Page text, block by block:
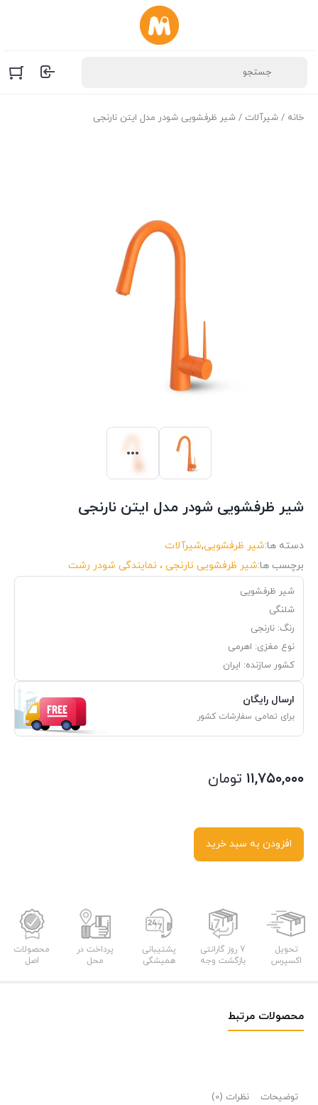
خانه / شیرآلات / شیر ظرفشویی شودر مدل ایتن نارنجی
شیر ظرفشویی شودر مدل ایتن نارنجی
دسته ها:شیر ظرفشویی,شیرآلات
برچسب ها:شیر ظرفشویی نارنجی ، نمایندگی شودر رشت
شیر ظرفشویی
شلنگی
رنگ: نارنجی
نوع مغزی: اهرمی
کشور سازنده: ایران
ارسال رایگان
برای تمامی سفارشات کشور
۱۱,۷۵۰,۰۰۰ تومان
افزودن به سبد خرید
تحویل
اکسپرس
7 روز گارانتی
بازگشت وجه
پشتیبانی
همیشگی
پرداخت در
محل
محصولات
اصل
محصولات مرتبط
توضیحات نظرات (0)